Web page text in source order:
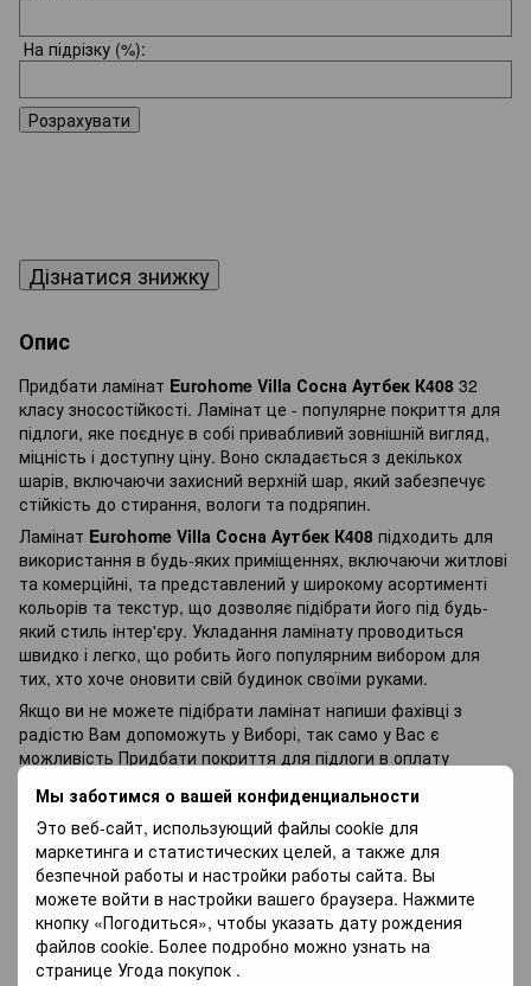
Мы заботимся о вашей конфиденциальности
Это веб-сайт, использующий файлы cookie для
маркетинга и статистических целей, а также для
безпечной работы и настройки работы сайта. Вы
можете войти в настройки вашего браузера. Нажмите
кнопку «Погодиться», чтобы указать дату рождения
файлов cookie. Более подробно можно узнать на
странице Угода покупок .
На підрізку (%):
Розрахувати
Дізнатися знижку
Опис
Придбати ламінат Eurohome Villa Сосна Аутбек К408 32
класу зносостійкості. Ламінат це - популярне покриття для
підлоги, яке поєднує в собі привабливий зовнішній вигляд,
міцність і доступну ціну. Воно складається з декількох
шарів, включаючи захисний верхній шар, який забезпечує
стійкість до стирання, вологи та подряпин.
Ламінат Eurohome Villa Сосна Аутбек К408 підходить для
використання в будь-яких приміщеннях, включаючи житлові
та комерційні, та представлений у широкому асортименті
кольорів та текстур, що дозволяє підібрати його під будь-
який стиль інтер'єру. Укладання ламінату проводиться
швидко і легко, що робить його популярним вибором для
тих, хто хоче оновити свій будинок своїми руками.
Якщо ви не можете підібрати ламінат напиши фахівці з
радістю Вам допоможуть у Виборі, так само у Вас є
можливість Придбати покриття для підлоги в оплату
місяців.
Характеристики
Клас
зносостійкості
32 клас
Товщина
8 мм